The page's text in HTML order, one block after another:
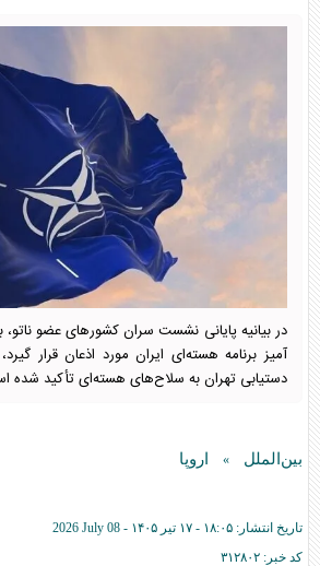
در بیانیه پایانی نشست سران کشور‌های عضو
آمیز برنامه هسته‌ای ایران مورد اذعان قرار
دستیابی تهران به سلاح‌های هسته‌ای تأکید شده
بین‌الملل » اروپا
تاریخ انتشار: ۱۸:۰۵ - ۱۷ تير ۱۴۰۵ -
2026 July 08
کد خبر: ۳۱۲۸۰۲